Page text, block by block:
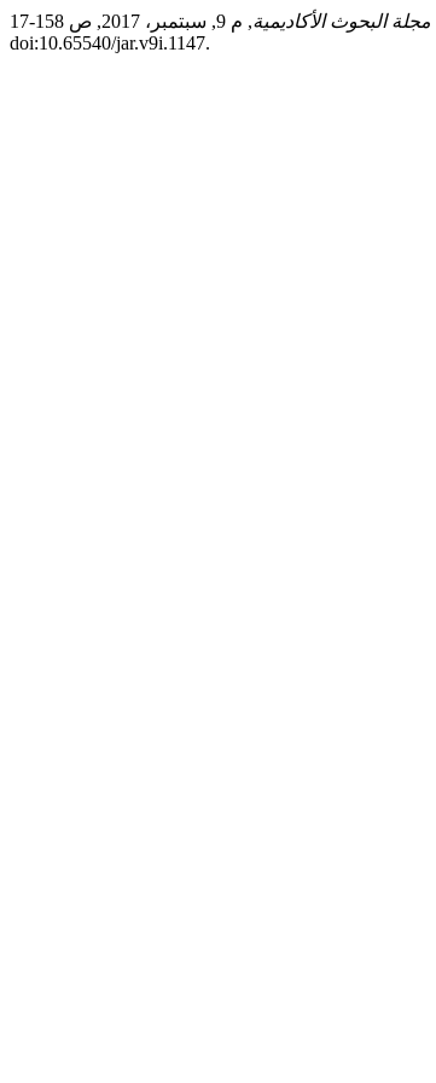
مجلة البحوث الأكاديمية
, م 9, سبتمبر، 2017, ص 158-17,
doi:10.65540/jar.v9i.1147.